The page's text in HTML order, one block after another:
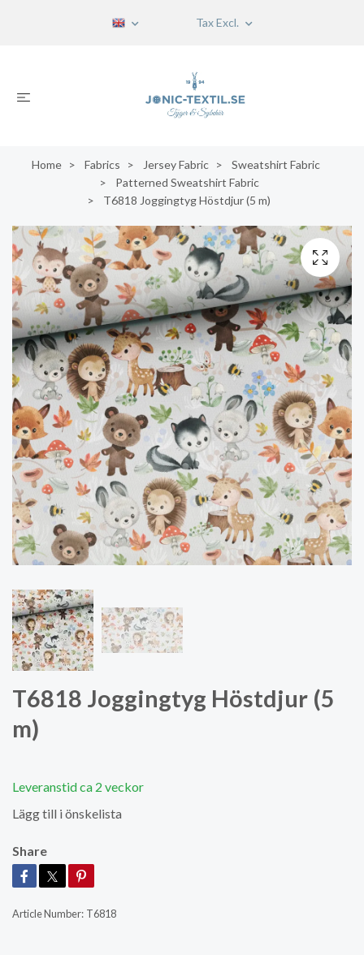
Tax Excl.
Home Fabrics Jersey Fabric
Sweatshirt Fabric
Patterned Sweatshirt Fabric
T6818 Joggingtyg Höstdjur (5 m)
T6818 Joggingtyg Höstdjur (5
m)
Leveranstid ca 2 veckor
Lägg till i önskelista
Share
Article Number: T6818